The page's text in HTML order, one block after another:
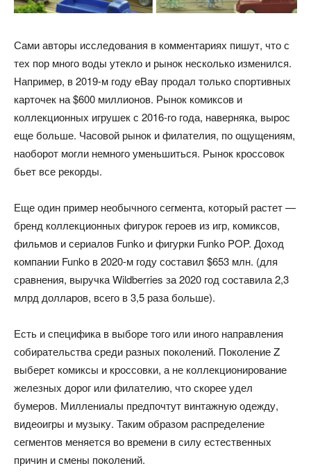
Сами авторы исследования в комментариях пишут, что с
тех пор много воды утекло и рынок несколько изменился.
Например, в 2019-м году eBay продал только спортивных
карточек на $600 миллионов. Рынок комиксов и
коллекционных игрушек с 2016-го года, наверняка, вырос
еще больше. Часовой рынок и филателия, по ощущениям,
наоборот могли немного уменьшиться. Рынок кроссовок
бьет все рекорды.
Еще один пример необычного сегмента, который растет —
бренд коллекционных фигурок героев из игр, комиксов,
фильмов и сериалов Funko и фигурки Funko POP. Доход
компании Funko в 2020-м году составил $653 млн. (для
сравнения, выручка Wildberries за 2020 год составила 2,3
млрд долларов, всего в 3,5 раза больше).
Есть и специфика в выборе того или иного направления
собирательства среди разных поколений. Поколение Z
выберет комиксы и кроссовки, а не коллекционирование
железных дорог или филателию, что скорее удел
бумеров. Миллениалы предпочтут винтажную одежду,
видеоигры и музыку. Таким образом распределение
сегментов меняется во времени в силу естественных
причин и смены поколений.